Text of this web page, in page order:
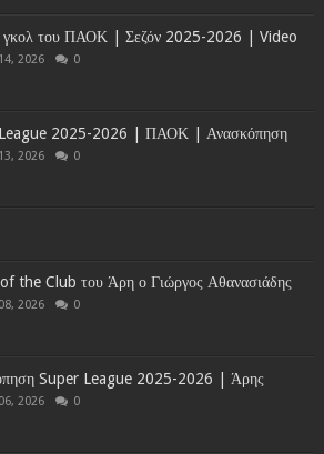
γκολ του ΠΑΟΚ | Σεζόν 2025-2026 | Video
2026 0
2025-2026 | ΠΑΟΚ | Ανασκόπηση
2026 0
the Club του Άρη ο Γιώργος Αθανασιάδης
2026 0
Super League 2025-2026 | Άρης
2026 0